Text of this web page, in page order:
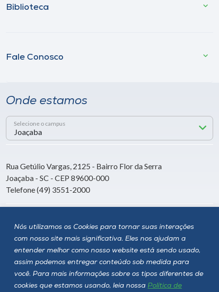
Nós utilizamos os Cookies para tornar suas interações
com nosso site mais significativa. Eles nos ajudam a
entender melhor como nosso website está sendo usado,
assim podemos entregar conteúdo sob medida para
você. Para mais informações sobre os tipos diferentes de
cookies que estamos usando, leia nossa Política de
Biblioteca
Fale Conosco
Onde estamos
Selecione o campus
Rua Getúlio Vargas, 2125 - Bairro Flor da Serra
Joaçaba - SC - CEP 89600-000
Telefone (49) 3551-2000
Siga a Unoesc